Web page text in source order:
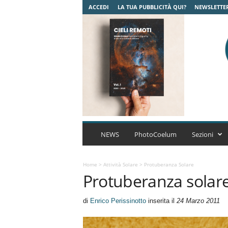
ACCEDI LA TUA PUBBLICITÀ QUI?
C
u
A
r
NEWS PhotoCoelum Sezioni
Home > Attività Solare > Protuberanza Solare
Protuberanza
di Enrico Perissinottoinserita il 24 Marzo 2011